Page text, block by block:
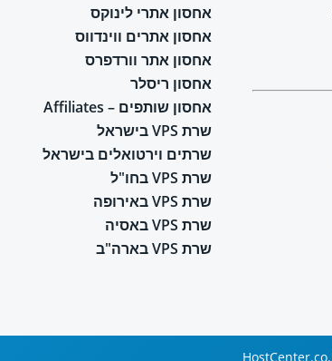
אחסון אתרי לינוקס
אחסון אתרים ווינדווס
אחסון אתר וורדפרס
אחסון ריסלר
אחסון שותפים – Affiliates
שרת VPS בישראל
שרתים וירטואלים בישראל
שרת VPS בחו"ל
שרת VPS באירופה
שרת VPS באסיה
שרת VPS בארה"ב